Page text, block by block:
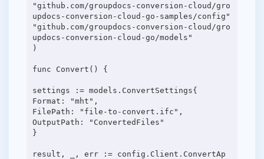
"github.com/groupdocs-conversion-cloud/gro
updocs-conversion-cloud-go-samples/config"
"github.com/groupdocs-conversion-cloud/gro
updocs-conversion-cloud-go/models"
)
func Convert() {
settings := models.ConvertSettings{
Format: "mht",
FilePath: "file-to-convert.ifc",
OutputPath: "ConvertedFiles"
}
result, _, err := config.Client.ConvertAp